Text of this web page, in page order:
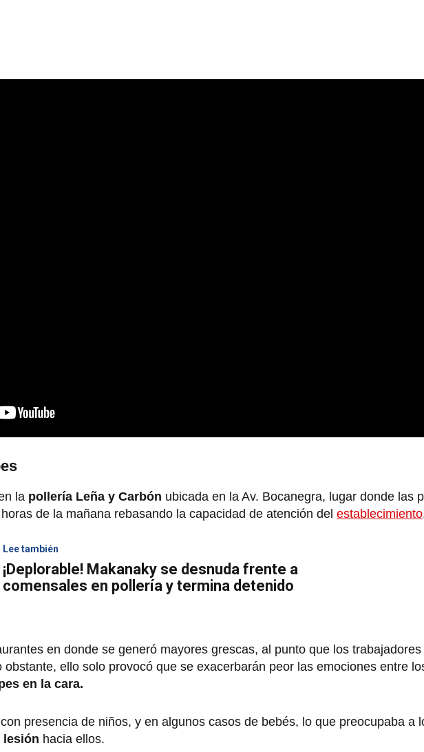
la pollería Leña y Carbón ubicada en la Av. Bocanegra, lugar donde las
de la mañana rebasando la capacidad de atención del establecimiento
Lee también
¡Deplorable! Makanaky se desnuda frente a
comensales en pollería y termina detenido
en donde se generó mayores grescas, al punto que los
obstante, ello solo provocó que se exacerbarán peor las emociones entre
en la cara.
presencia de niños, y en algunos casos de bebés, lo que preocupaba a
lesión hacia ellos.